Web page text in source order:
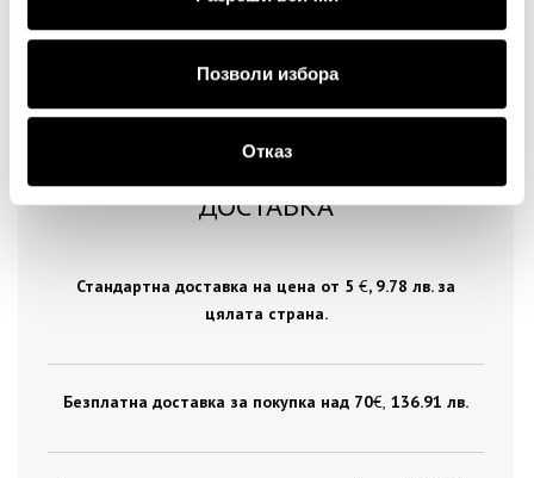
Позволи избора
Отказ
ДОСТАВКА
Стандартна доставка на цена от 5 €, 9.78 лв. за
цялата страна.
Безплатна доставка за покупка над 70€ , 136.91 лв.